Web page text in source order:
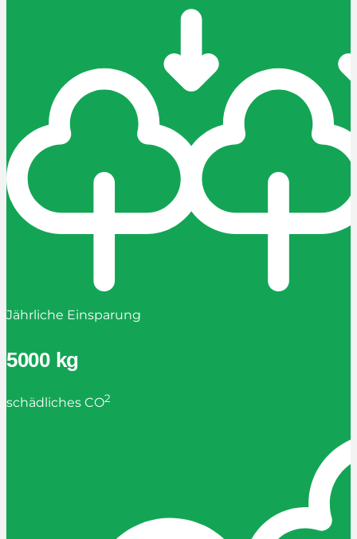
Jährliche Einsparung
5000 kg
schädliches CO2